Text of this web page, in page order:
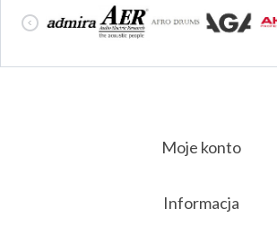
Moje konto
Informacja